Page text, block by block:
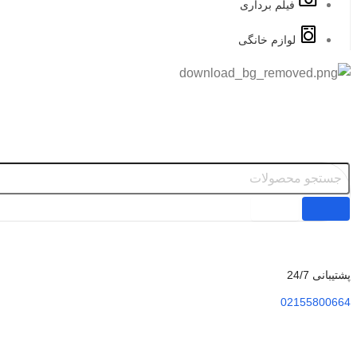
فیلم برداری
لوازم خانگی
پشتیبانی 24/7
02155800664